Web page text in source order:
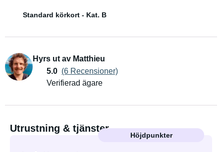
Standard körkort - Kat. B
Hyrs ut av Matthieu
5.0 (6 Recensioner)
Verifierad ägare
Utrustning & tjänster
Höjdpunkter